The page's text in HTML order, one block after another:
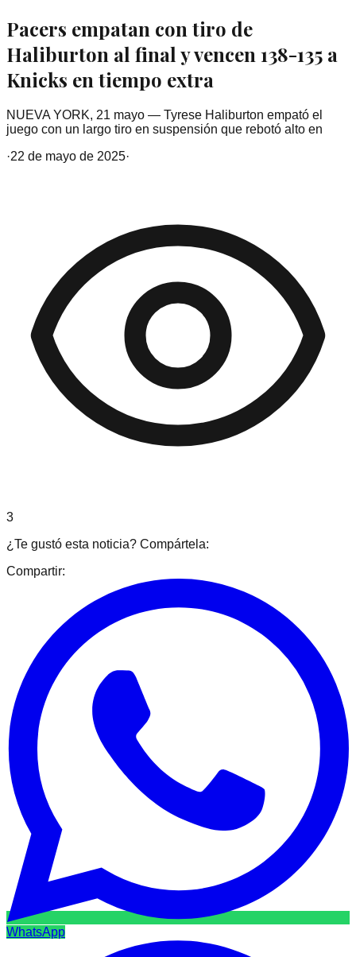
Pacers empatan con tiro de
Haliburton al final y vencen 138-135 a
Knicks en tiempo extra
NUEVA YORK, 21 mayo — Tyrese Haliburton empató el
juego con un largo tiro en suspensión que rebotó alto en
·22 de mayo de 2025·
3
¿Te gustó esta noticia? Compártela:
Compartir:
WhatsApp